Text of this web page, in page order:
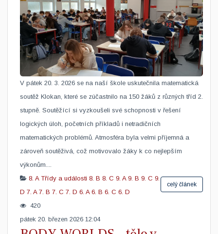
V pátek 20. 3. 2026 se na naší škole uskutečnila matematická
soutěž Klokan, které se zúčastnilo na 150 žáků z různých tříd 2.
stupně. Soutěžící si vyzkoušeli své schopnosti v řešení
logických úloh, početních příkladů i netradičních
matematických problémů. Atmosféra byla velmi příjemná a
zároveň soutěživá, což motivovalo žáky k co nejlepším
výkonům....
celý článek
8. A Třídy a události 8. B 8. C 9. A 9. B 9. C 9.
D 7. A 7. B 7. C 7. D 6. A 6. B 6. C 6. D
420
pátek 20. březen 2026 12:04